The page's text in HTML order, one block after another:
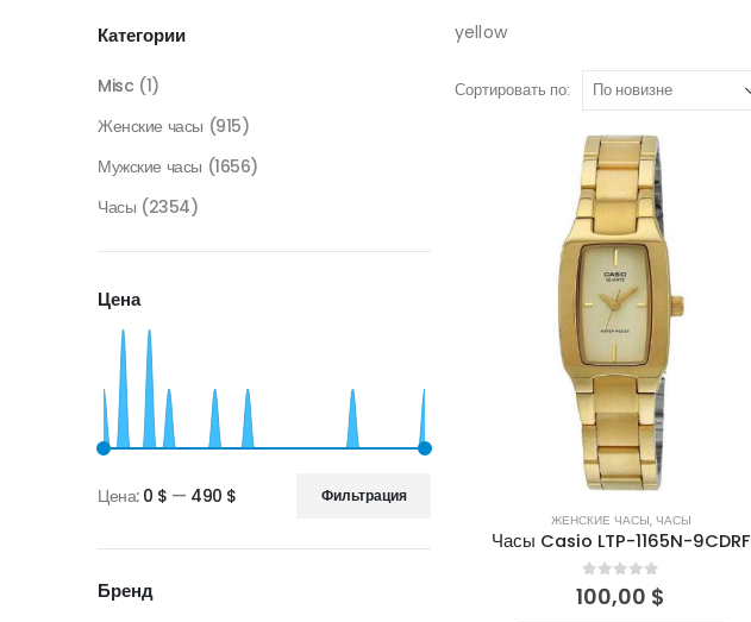
yellow
Сортировать по:
ЖЕНСКИЕ ЧАСЫ, ЧАСЫ
Часы Casio LTP-1165N-9CDRF
0out of 5
100,00 $
Категории
Misc (1)
Женские часы (915)
Мужские часы (1656)
Часы (2354)
Цена
Минимальная
цена
Максимальная
цена
Фильтрация
Цена: 0 $ — 490 $
Бренд